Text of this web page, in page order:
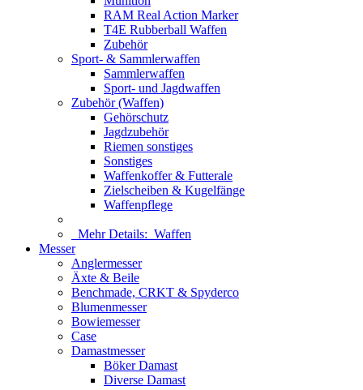
RAM Real Action Marker
T4E Rubberball Waffen
Zubehör
Sport- & Sammlerwaffen
Sammlerwaffen
Sport- und Jagdwaffen
Zubehör (Waffen)
Gehörschutz
Jagdzubehör
Riemen sonstiges
Sonstiges
Waffenkoffer & Futterale
Zielscheiben & Kugelfänge
Waffenpflege
Mehr Details: Waffen
Messer
Anglermesser
Äxte & Beile
Benchmade, CRKT & Spyderco
Blumenmesser
Bowiemesser
Case
Damastmesser
Böker Damast
Diverse Damast